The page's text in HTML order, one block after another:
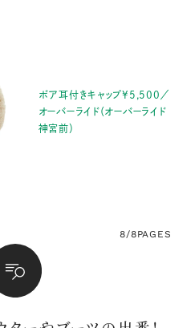
ボア耳付きキャップ¥5,500／
オーバーライド（オーバーライド
神宮前）
8/8PAGES